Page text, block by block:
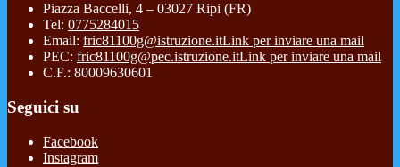
Piazza Baccelli, 4 – 03027 Ripi (FR)
Tel: 0775284015
Email: fric81100g@istruzione.itLink per inviare una mail
PEC: fric81100g@pec.istruzione.itLink per inviare una mail
C.F.: 80009630601
Seguici su
Facebook
Instagram